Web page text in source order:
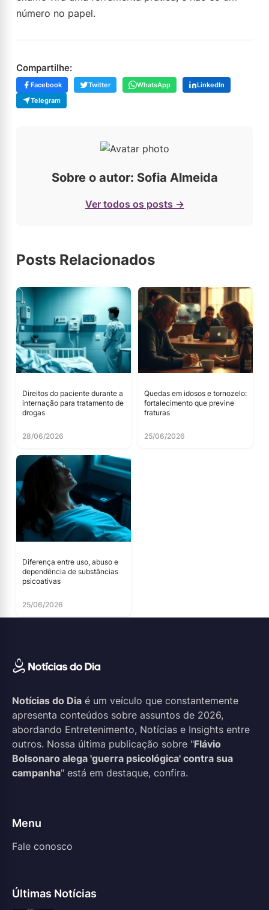
número no papel.
Compartilhe:
Facebook Twitter WhatsApp
LinkedIn
Telegram
Sobre o autor: Sofia Almeida
Ver todos os posts →
Posts Relacionados
Direitos do paciente durante a
internação para tratamento de
drogas
28/06/2026
Quedas em idosos e tornozelo:
fortalecimento que previne
fraturas
25/06/2026
Diferença entre uso, abuso e
dependência de substâncias
psicoativas
25/06/2026
Notícias do Dia é um veículo que constantemente
apresenta conteúdos sobre assuntos de 2026,
abordando Entretenimento, Notícias e Insights entre
outros. Nossa última publicação sobre "Flávio
Bolsonaro alega 'guerra psicológica' contra sua
campanha" está em destaque, confira.
Menu
Fale conosco
Últimas Notícias